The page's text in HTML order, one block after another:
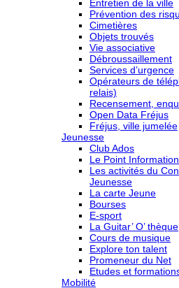
Entretien de la ville
Prévention des
Cimetières
Objets trouvés
Vie associative
Débroussaillement
Services d’urgence
Opérateurs de
relais)
Recensement,
Open Data Fréjus
Fréjus, ville jumelée
Jeunesse
Club Ados
Le Point
Les activités du
Jeunesse
La carte Jeune
Bourses
E-sport
La Guitar’ O’ thèque
Cours de musique
Explore ton talent
Promeneur du Net
Etudes et
Mobilité